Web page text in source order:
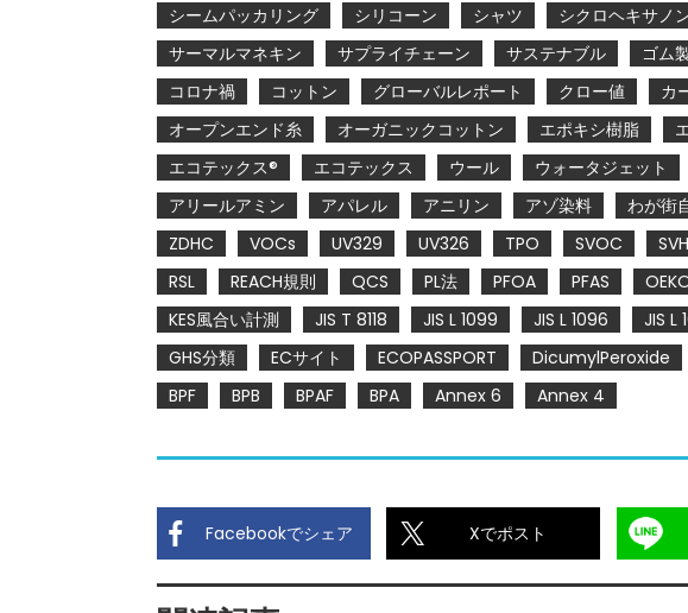
シームパッカリング
シリコーン シャツ シクロヘキサノ
サーマルマネキン
サプライチェーン サステナブル ゴム
コロナ禍
コットン グローバルレポート クロー値 カ
オープンエンド糸
オーガニックコットン エポキシ樹脂
エコテックス®
エコテックス ウール ウォータジェット
アリールアミン
アパレル アニリン アゾ染料 わが街
ZDHC
VOCs UV329 UV326 TPO SVOC
RSL
REACH規則 QCS PL法 PFOA PFAS
KES風合い計測
JIS T 8118 JIS L 1099 JIS L 1096 JIS L
GHS分類
ECサイト ECOPASSPORT DicumylPeroxide
BPF
BPB BPAF BPA Annex 6 Annex 4
Facebookでシェア Xでポスト